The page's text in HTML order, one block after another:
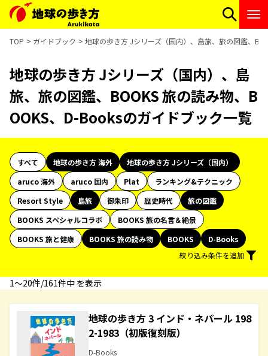
TOP ガイドブック 地球の歩き方 Jシリーズ（国内）、島旅、旅の図鑑、
地球の歩き方 Jシリーズ（国内）、島
旅、旅の図鑑、BOOKS 旅の読み物、B
OOKS、D-Booksのガイドブック一覧
すべて 地球の歩き方 海外
地球の歩き方 Jシリーズ（国内）
aruco 海外
aruco 国内 Plat
ランキング&テクニック
Resort Style
島旅 御朱印 歴史時代
旅の図鑑
BOOKS スペシャルコラボ
BOOKS 旅の名言＆絶景
BOOKS 旅と健康
BOOKS 旅の読み物 BOOKS
D-Books
絞り込み条件を追加
1〜20件/161件中 を表示
地球の歩き方 3 インド・ネパール 198
2-1983（初版復刻版）
D-Books